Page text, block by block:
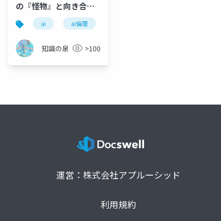
の『怪物』と向き合う5
つの視点」
ai ai倫理
知識の泉 >100
運営：株式会社アプルーシッド
利用規約